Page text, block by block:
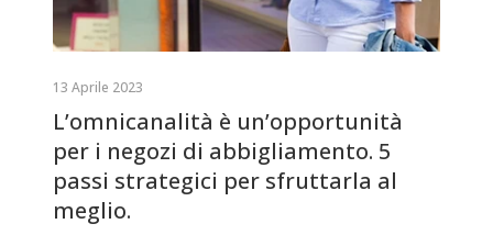
13 Aprile 2023
L’omnicanalità è un’opportunità
per i negozi di abbigliamento. 5
passi strategici per sfruttarla al
meglio.